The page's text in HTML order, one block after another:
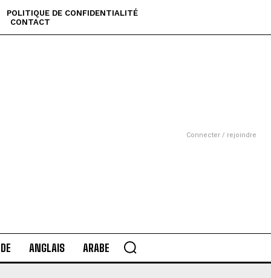
POLITIQUE DE CONFIDENTIALITÉ
CONTACT
Connecter / rejoindre
ANGLAIS ARABE